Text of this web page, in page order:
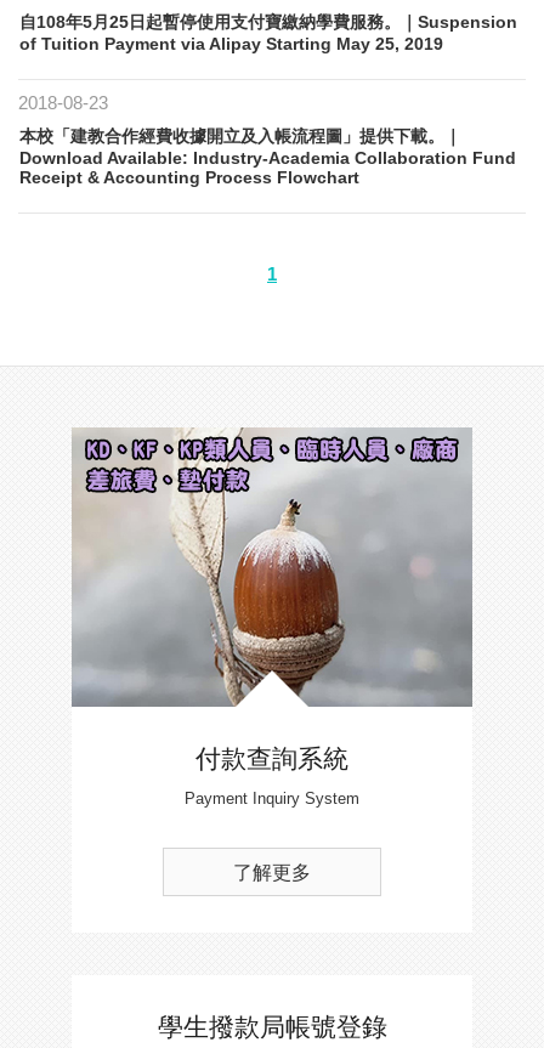
自108年5月25日起暫停使用支付寶繳納學費服務。｜Suspension
of Tuition Payment via Alipay Starting May 25, 2019
2018-08-23
本校「建教合作經費收據開立及入帳流程圖」提供下載。｜
Download Available: Industry-Academia Collaboration Fund
Receipt & Accounting Process Flowchart
1
付款查詢系統
Payment Inquiry System
了解更多
學生撥款局帳號登錄